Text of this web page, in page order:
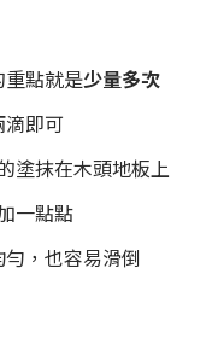
點就是少量多次
滴即可
塗抹在木頭地板上
一點點
，也容易滑倒